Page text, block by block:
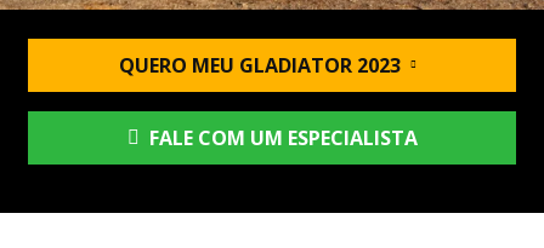
QUERO MEU GLADIATOR 2023
FALE COM UM ESPECIALISTA